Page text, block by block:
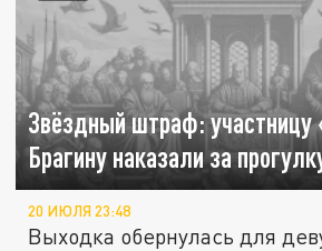
Звёздный штраф: участницу
Брагину наказали за
20 ИЮЛЯ 23:48
Выходка обернулась для